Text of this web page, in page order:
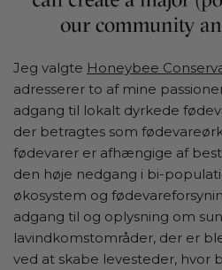
Jeg valgte Honeybee
adresserer to af mine
adgang til lokalt dyrkede
der betragtes som
fødevarer er afhængige af
den høje nedgang i bi-
økosystem og
adgang til og oplysning om
lavindkomstområder, der er
ved at skabe levesteder, hvor